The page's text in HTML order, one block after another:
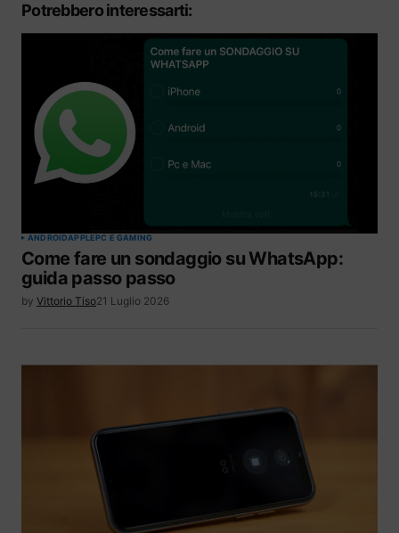
Potrebbero interessarti:
ANDROIDAPPLEPC E GAMING
Come fare un sondaggio su WhatsApp:
guida passo passo
by Vittorio Tiso21 Luglio 2026